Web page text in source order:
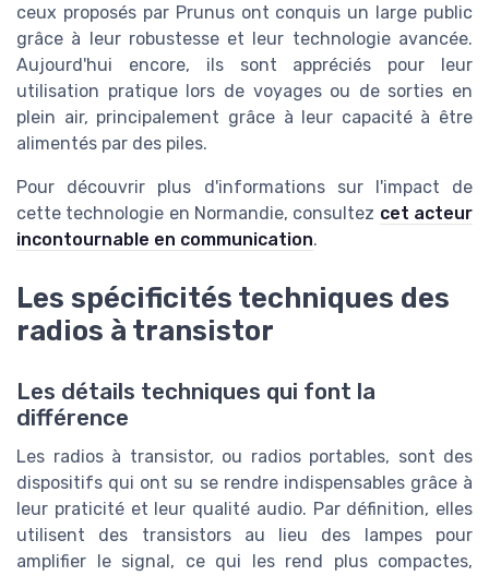
ceux proposés par Prunus ont conquis un large public
grâce à leur robustesse et leur technologie avancée.
Aujourd'hui encore, ils sont appréciés pour leur
utilisation pratique lors de voyages ou de sorties en
plein air, principalement grâce à leur capacité à être
alimentés par des piles.
Pour découvrir plus d'informations sur l'impact de
cette technologie en Normandie, consultez cet acteur
incontournable en communication.
Les spécificités techniques des
radios à transistor
Les détails techniques qui font la
différence
Les radios à transistor, ou radios portables, sont des
dispositifs qui ont su se rendre indispensables grâce à
leur praticité et leur qualité audio. Par définition, elles
utilisent des transistors au lieu des lampes pour
amplifier le signal, ce qui les rend plus compactes,